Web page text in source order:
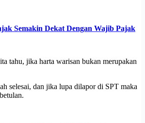
Semakin Dekat Dengan Wajib Pajak
tahu, jika harta warisan bukan merupakan
selesai, dan jika lupa dilapor di SPT maka